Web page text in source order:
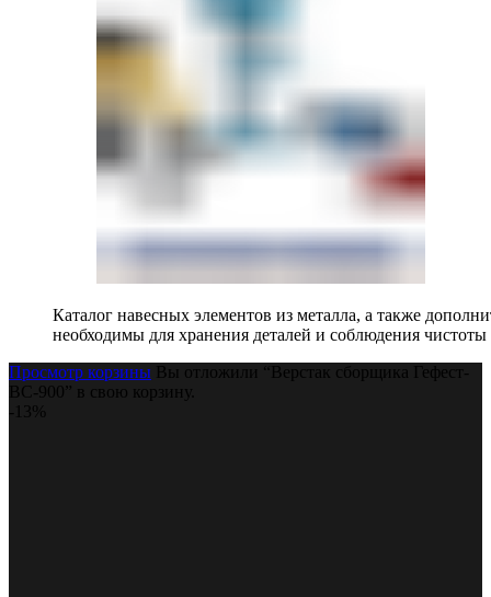
Каталог навесных элементов из металла, а также
необходимы для хранения деталей и соблюдения чистоты
Просмотр корзины Вы отложили “Верстак сборщика Гефест-
ВС-900” в свою корзину.
-13%